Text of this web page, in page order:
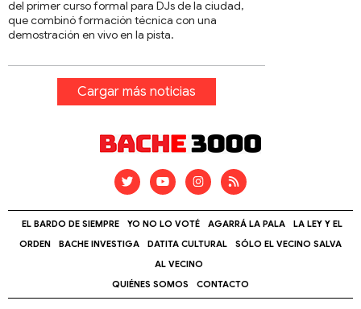
del primer curso formal para DJs de la ciudad,
que combinó formación técnica con una
demostración en vivo en la pista.
Cargar más noticias
EL BARDO DE SIEMPRE YO NO LO VOTÉ AGARRÁ LA PALA
LA LEY Y EL
ORDEN
BACHE INVESTIGA DATITA CULTURAL
SÓLO EL VECINO SALVA
AL VECINO
QUIÉNES SOMOS
CONTACTO